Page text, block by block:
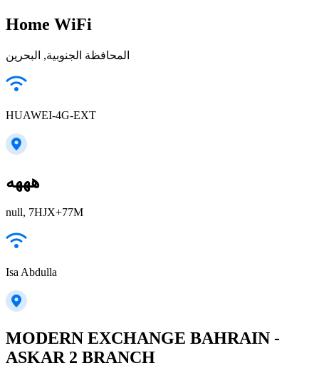
Home WiFi
المحافظة الجنوبية, البحرين
HUAWEI-4G-EXT
هههه
null, 7HJX+77M
Isa Abdulla
MODERN EXCHANGE BAHRAIN -
ASKAR 2 BRANCH